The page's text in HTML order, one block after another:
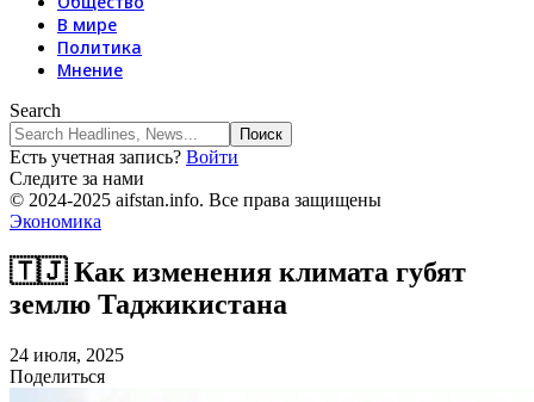
В мире
Политика
Мнение
Search
Есть учетная запись? Войти
Следите за нами
© 2024-2025 aifstan.info. Все права защищены
Экономика
🇹🇯 Как изменения климата губят
землю Таджикистана
24 июля, 2025
Поделиться